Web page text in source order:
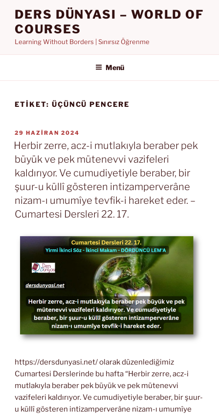
DERS DÜNYASI – WORLD OF
COURSES
Learning Without Borders | Sınırsız Öğrenme
Menü
ETIKET: ÜÇÜNCÜ PENCERE
YAYIM
TARIHI
29 HAZIRAN 2024
Herbir zerre, acz-i mutlakıyla beraber pek
büyük ve pek mütenevvi vazifeleri
kaldırıyor. Ve cumudiyetiyle beraber, bir
şuur-u küllî gösteren intizamperverâne
nizam-ı umumîye tevfik-i hareket eder. –
Cumartesi Dersleri 22. 17.
https://dersdunyasi.net/ olarak düzenlediğimiz
Cumartesi Derslerinde bu hafta “Herbir zerre, acz-i
mutlakıyla beraber pek büyük ve pek mütenevvi
vazifeleri kaldırıyor. Ve cumudiyetiyle beraber, bir şuur-
u küllî gösteren intizamperverâne nizam-ı umumîye